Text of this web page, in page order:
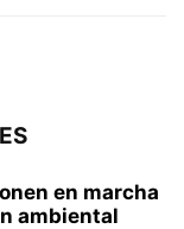
en marcha
ambiental